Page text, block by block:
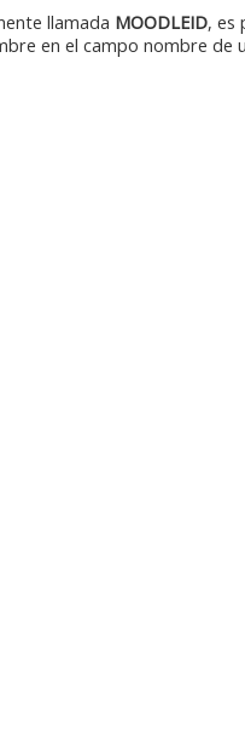
llamada MOODLEID, es
en el campo nombre de